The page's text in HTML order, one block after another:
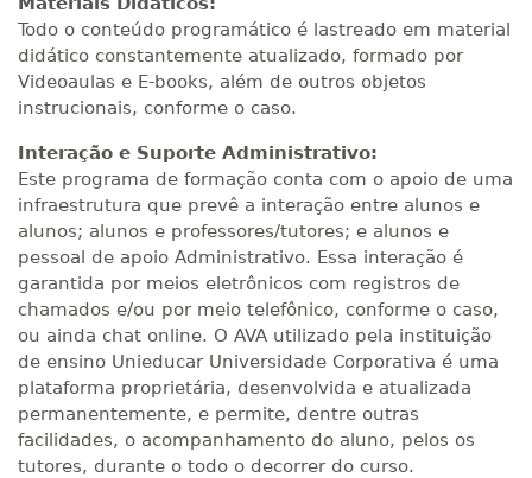
Todo o conteúdo programático é lastreado em material
didático constantemente atualizado, formado por
Videoaulas e E-books, além de outros objetos
instrucionais, conforme o caso.
Interação e Suporte Administrativo:
Este programa de formação conta com o apoio de uma
infraestrutura que prevê a interação entre alunos e
alunos; alunos e professores/tutores; e alunos e
pessoal de apoio Administrativo. Essa interação é
garantida por meios eletrônicos com registros de
chamados e/ou por meio telefônico, conforme o caso,
ou ainda chat online. O AVA utilizado pela instituição
de ensino Unieducar Universidade Corporativa é uma
plataforma proprietária, desenvolvida e atualizada
permanentemente, e permite, dentre outras
facilidades, o acompanhamento do aluno, pelos os
tutores, durante o todo o decorrer do curso.